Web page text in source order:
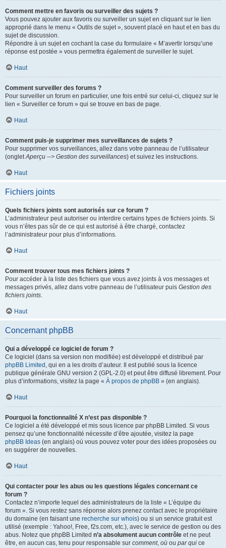
Comment mettre en favoris ou surveiller des sujets ?
Vous pouvez ajouter aux favoris ou surveiller un sujet en cliquant sur le lien
approprié dans le menu « Outils de sujet », souvent placé en haut et en bas du
sujet de discussion.
Répondre à un sujet en cochant la case du formulaire « M’avertir lorsqu’une
réponse est postée » vous permettra également de surveiller le sujet.
Haut
Comment surveiller des forums ?
Pour surveiller un forum en particulier, une fois entré sur celui-ci, cliquez sur le
lien « Surveiller ce forum » qui se trouve en bas de page.
Haut
Comment puis-je supprimer mes surveillances de sujets ?
Pour supprimer vos surveillances, allez dans votre panneau de l’utilisateur
(ongletAperçu --> Gestion des surveillances) et suivez les instructions.
Haut
Fichiers joints
Quels fichiers joints sont autorisés sur ce forum ?
L’administrateur peut autoriser ou interdire certains types de fichiers joints. Si
vous n’êtes pas sûr de ce qui est autorisé à être chargé, contactez
l’administrateur pour plus d’informations.
Haut
Comment trouver tous mes fichiers joints ?
Pour accéder à la liste des fichiers que vous avez joints à vos messages et
messages privés, allez dans votre panneau de l’utilisateur puis Gestion des
fichiers joints.
Haut
Concernant phpBB
Qui a développé ce logiciel de forum ?
Ce logiciel (dans sa version non modifiée) est développé et distribué par
phpBB Limited , qui en a les droits d’auteur. Il est publié sous la licence
publique générale GNU version 2 (GPL-2.0) et peut être diffusé librement. Pour
plus d’informations, visitez la page « À propos de phpBB » (en anglais).
Haut
Pourquoi la fonctionnalité X n’est pas disponible ?
Ce logiciel a été développé et mis sous licence par phpBB Limited. Si vous
pensez qu’une fonctionnalité nécessite d’être ajoutée, visitez la page
phpBB Ideas (en anglais) où vous pouvez voter pour des idées proposées ou
en suggérer de nouvelles.
Haut
Qui contacter pour les abus ou les questions légales concernant ce
forum ?
Contactez n’importe lequel des administrateurs de la liste « L’équipe du
forum ». Si vous restez sans réponse alors prenez contact avec le propriétaire
du domaine (en faisant une recherche sur whois) ou si un service gratuit est
utilisé (exemple : Yahoo!, Free, f2s.com, etc.), avec le service de gestion ou des
abus. Notez que phpBB Limited n’a absolument aucun contrôle et ne peut
être, en aucun cas, tenu pour responsable sur comment, où ou par qui ce